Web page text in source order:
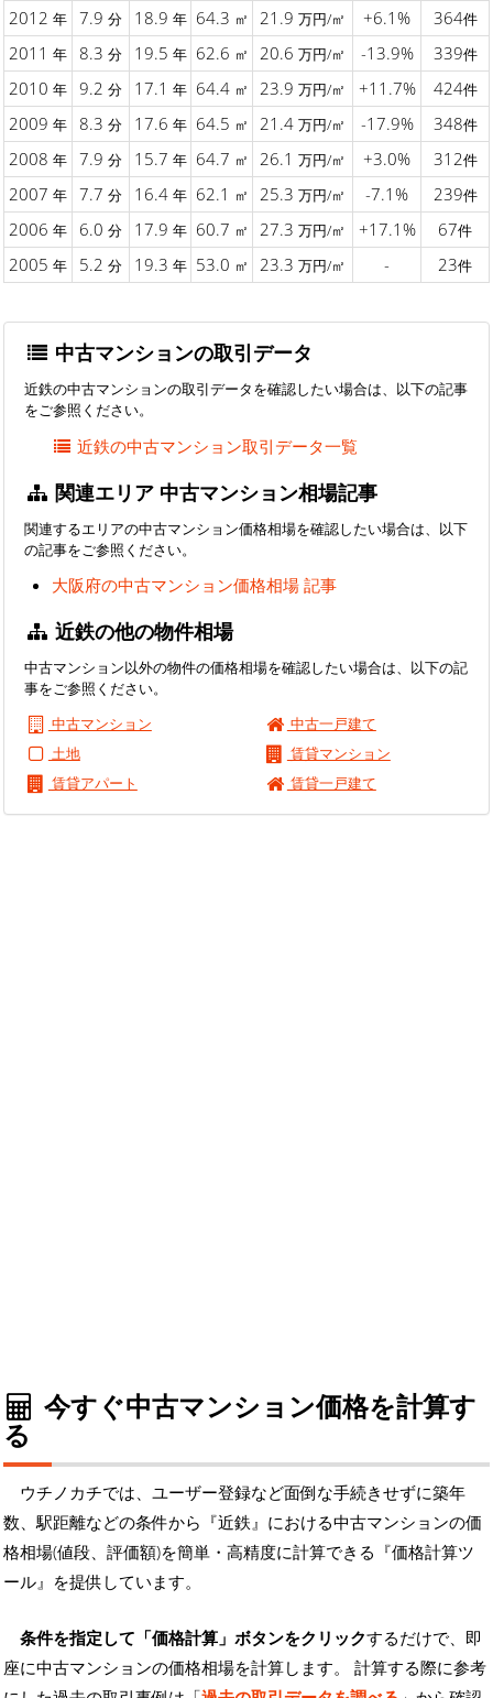
2012 年 7.9 分 18.9 年 64.3 ㎡ 21.9 万円/㎡ +6.1% 364件
2011 年 8.3 分 19.5 年 62.6 ㎡ 20.6 万円/㎡ -13.9% 339件
2010 年 9.2 分 17.1 年 64.4 ㎡ 23.9 万円/㎡ +11.7% 424件
2009 年 8.3 分 17.6 年 64.5 ㎡ 21.4 万円/㎡ -17.9% 348件
2008 年 7.9 分 15.7 年 64.7 ㎡ 26.1 万円/㎡ +3.0% 312件
2007 年 7.7 分 16.4 年 62.1 ㎡ 25.3 万円/㎡ -7.1% 239件
2006 年 6.0 分 17.9 年 60.7 ㎡ 27.3 万円/㎡ +17.1% 67件
2005 年 5.2 分 19.3 年 53.0 ㎡ 23.3 万円/㎡ - 23件
中古マンションの取引データ
近鉄の中古マンションの取引データを確認したい場合は、以下の記事
をご参照ください。
近鉄の中古マンション取引データ一覧
関連エリア 中古マンション相場記事
関連するエリアの中古マンション価格相場を確認したい場合は、以下
の記事をご参照ください。
大阪府の中古マンション価格相場 記事
近鉄の他の物件相場
中古マンション以外の物件の価格相場を確認したい場合は、以下の記
事をご参照ください。
中古マンション
中古一戸建て
土地
賃貸マンション
賃貸アパート
賃貸一戸建て
今すぐ中古マンション価格を計算す
る
ウチノカチでは、ユーザー登録など面倒な手続きせずに築年
数、駅距離などの条件から『近鉄』における中古マンションの価
格相場(値段、評価額)を簡単・高精度に計算できる『価格計算ツ
ール』を提供しています。
条件を指定して「価格計算」ボタンをクリックするだけで、即
座に中古マンションの価格相場を計算します。 計算する際に参考